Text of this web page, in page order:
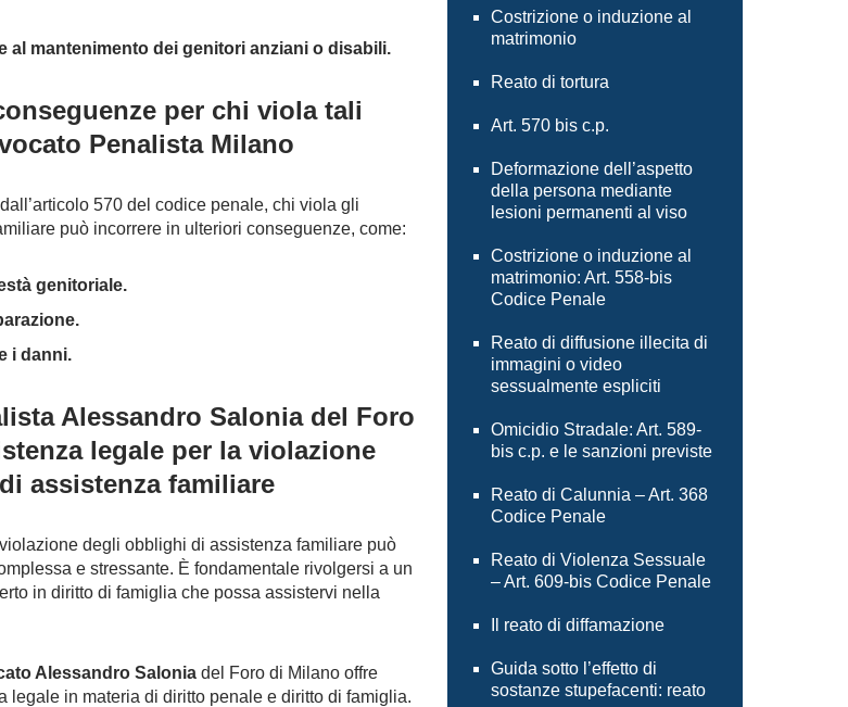
al mantenimento dei genitori anziani o disabili.
per chi viola tali
Penalista Milano
570 del codice penale, chi viola gli
può incorrere in ulteriori conseguenze, come:
genitoriale.
i danni.
Alessandro Salonia del Foro
legale per la violazione
assistenza familiare
degli obblighi di assistenza familiare può
e stressante. È fondamentale rivolgersi a un
in diritto di famiglia che possa assistervi nella
Alessandro Saloniadel Foro di Milano offre
legale in materia di diritto penale e diritto di famiglia.
Costrizione o induzione al
matrimonio
Reato di tortura
Art. 570 bis c.p.
Deformazione dell’aspetto
della persona mediante
lesioni permanenti al viso
Costrizione o induzione al
matrimonio: Art. 558-bis
Codice Penale
Reato di diffusione illecita di
immagini o video
sessualmente espliciti
Omicidio Stradale: Art. 589-
bis c.p. e le sanzioni previste
Reato di Calunnia – Art. 368
Codice Penale
Reato di Violenza Sessuale
– Art. 609-bis Codice Penale
Il reato di diffamazione
Guida sotto l’effetto di
sostanze stupefacenti: reato